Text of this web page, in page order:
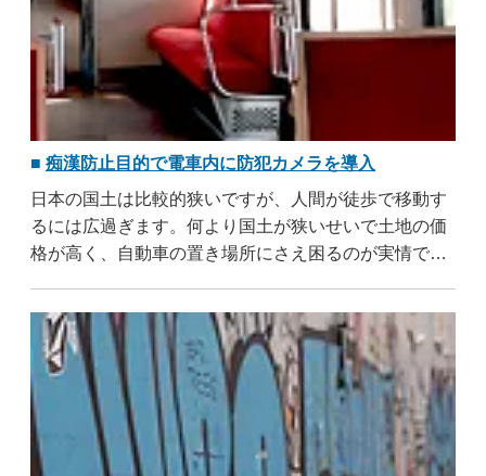
痴漢防止目的で電車内に防犯カメラを導入
日本の国土は比較的狭いですが、人間が徒歩で移動す
るには広過ぎます。何より国土が狭いせいで土地の価
格が高く、自動車の置き場所にさえ困るのが実情で
間が少なく、非常に重宝されています。しかし人が多
い特性を ..
...すべて読む